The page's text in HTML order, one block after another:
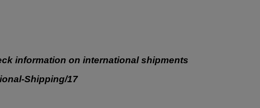
information on international shipments
Shipping/17